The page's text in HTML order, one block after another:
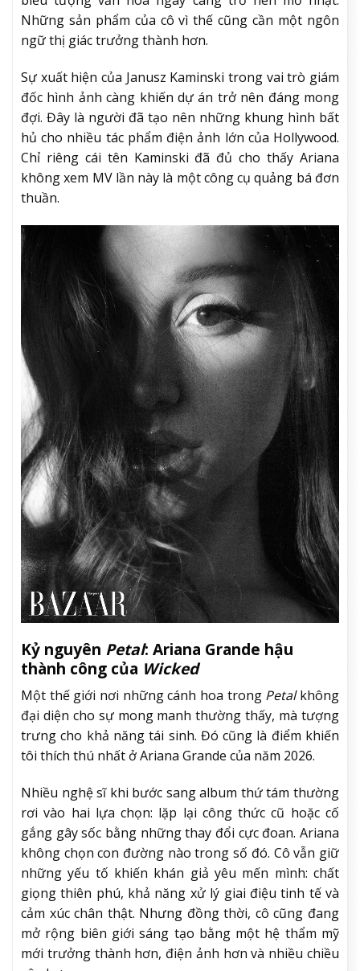
Những sản phẩm của cô vì thế cũng cần một ngôn
ngữ thị giác trưởng thành hơn.
Sự xuất hiện của Janusz Kaminski trong vai trò giám
đốc hình ảnh càng khiến dự án trở nên đáng mong
đợi. Đây là người đã tạo nên những khung hình bất
hủ cho nhiều tác phẩm điện ảnh lớn của Hollywood.
Chỉ riêng cái tên Kaminski đã đủ cho thấy Ariana
không xem MV lần này là một công cụ quảng bá đơn
thuần.
Kỷ nguyên Petal: Ariana Grande hậu
thành công của Wicked
Một thế giới nơi những cánh hoa trong Petalkhông
đại diện cho sự mong manh thường thấy, mà tượng
trưng cho khả năng tái sinh. Đó cũng là điểm khiến
tôi thích thú nhất ở Ariana Grande của năm 2026.
Nhiều nghệ sĩ khi bước sang album thứ tám thường
rơi vào hai lựa chọn: lặp lại công thức cũ hoặc cố
gắng gây sốc bằng những thay đổi cực đoan. Ariana
không chọn con đường nào trong số đó. Cô vẫn giữ
những yếu tố khiến khán giả yêu mến mình: chất
giọng thiên phú, khả năng xử lý giai điệu tinh tế và
cảm xúc chân thật. Nhưng đồng thời, cô cũng đang
mở rộng biên giới sáng tạo bằng một hệ thẩm mỹ
mới trưởng thành hơn, điện ảnh hơn và nhiều chiều